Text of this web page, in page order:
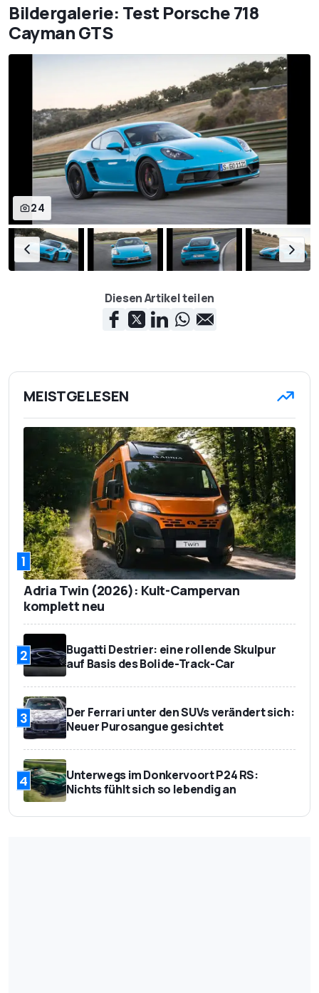
Bildergalerie: Test Porsche 718
Cayman GTS
24
Diesen Artikel teilen
MEISTGELESEN
1
Adria Twin (2026): Kult-Campervan
komplett neu
2
Bugatti Destrier: eine rollende Skulpur
auf Basis des Bolide-Track-Car
3
Der Ferrari unter den SUVs verändert sich:
Neuer Purosangue gesichtet
4
Unterwegs im Donkervoort P24 RS:
Nichts fühlt sich so lebendig an